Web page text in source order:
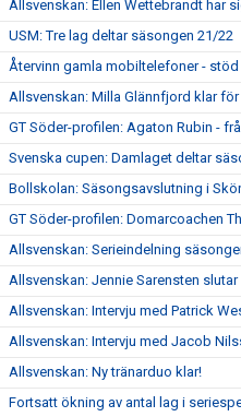
Allsvenskan: Ellen Wettebrandt har
USM: Tre lag deltar säsongen 21/22
Återvinn gamla mobiltelefoner - stöd
Allsvenskan: Milla Glännfjord klar för
GT Söder-profilen: Agaton Rubin -
Svenska cupen: Damlaget deltar
Bollskolan: Säsongsavslutning i
GT Söder-profilen: Domarcoachen
Allsvenskan: Serieindelning
Allsvenskan: Jennie Sarensten
Allsvenskan: Intervju med Patrick
Allsvenskan: Intervju med Jacob
Allsvenskan: Ny tränarduo klar!
Fortsatt ökning av antal lag i